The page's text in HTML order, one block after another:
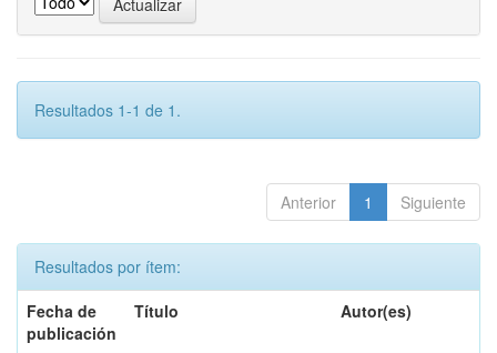
Resultados 1-1 de 1.
Anterior 1 Siguiente
Resultados por ítem:
Fecha de
publicación
Título Autor(es)